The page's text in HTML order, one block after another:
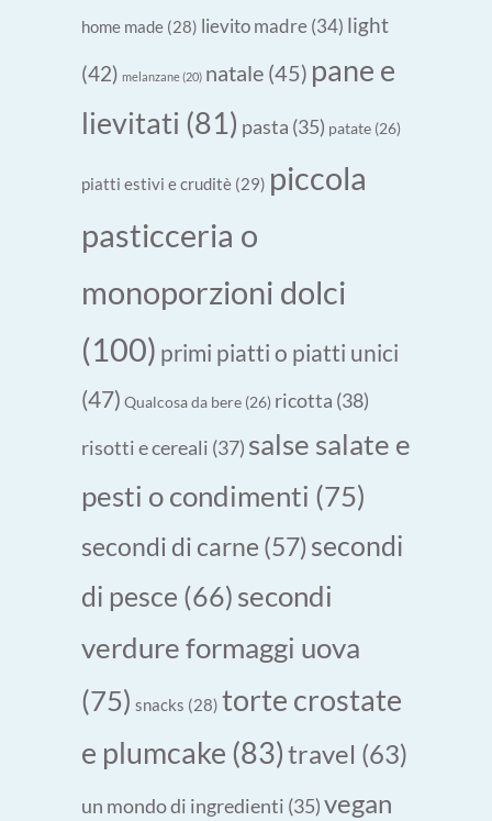
home made (28) lievito madre(34) light
(42) melanzane(20) natale (45) pane e
lievitati (81) pasta (35) patate (26)
piatti estivi e cruditè (29) piccola
pasticceria o
monoporzioni dolci
(100) primi piatti o piatti unici
(47) Qualcosa da bere (26) ricotta (38)
risotti e cereali (37) salse salate e
pesti o condimenti (75)
secondi di carne (57)secondi
di pesce (66) secondi
verdure formaggi uova
(75) snacks (28) torte crostate
e plumcake (83)travel (63)
un mondo di ingredienti (35)vegan